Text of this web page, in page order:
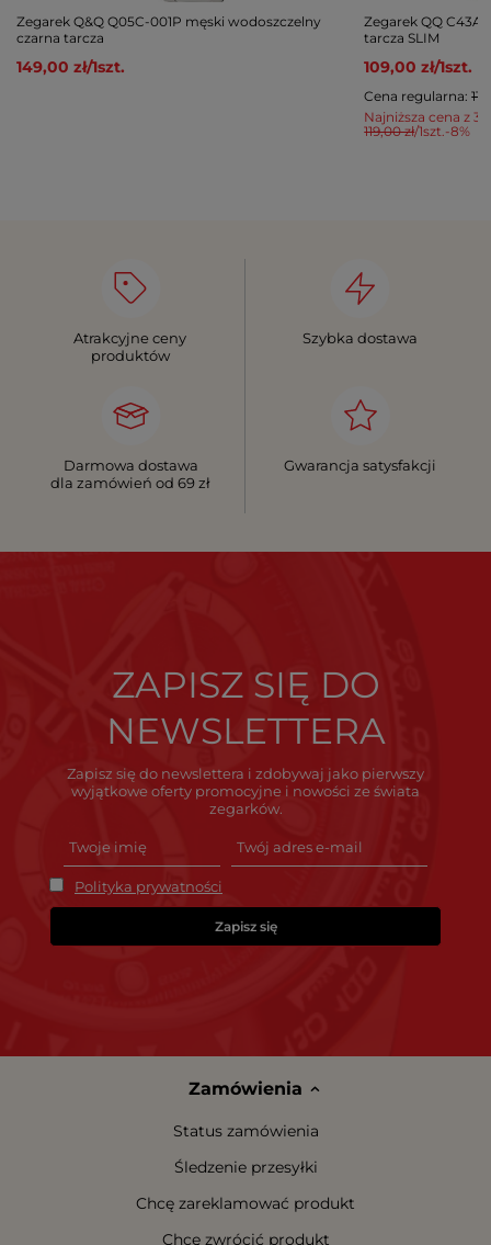
Zegarek Q&Q Q05C-001P męski wodoszczelny
czarna tarcza
149,00 zł/1szt.
Zegarek QQ
tarcza SLIM
109,00 zł/1szt.
Najniższa cena z
119,00 zł/1szt.-8%
Cena regularna:
Atrakcyjne ceny
produktów
Szybka dostawa
Darmowa dostawa
dla zamówień od 69 zł
Gwarancja satysfakcji
ZAPISZ SIĘ DO
NEWSLETTERA
Zapisz się do newslettera i zdobywaj jako pierwszy
wyjątkowe oferty promocyjne i nowości ze świata
zegarków.
Polityka prywatności
Zapisz się
Zamówienia
Status zamówienia
Śledzenie przesyłki
Chcę zareklamować produkt
Chcę zwrócić produkt